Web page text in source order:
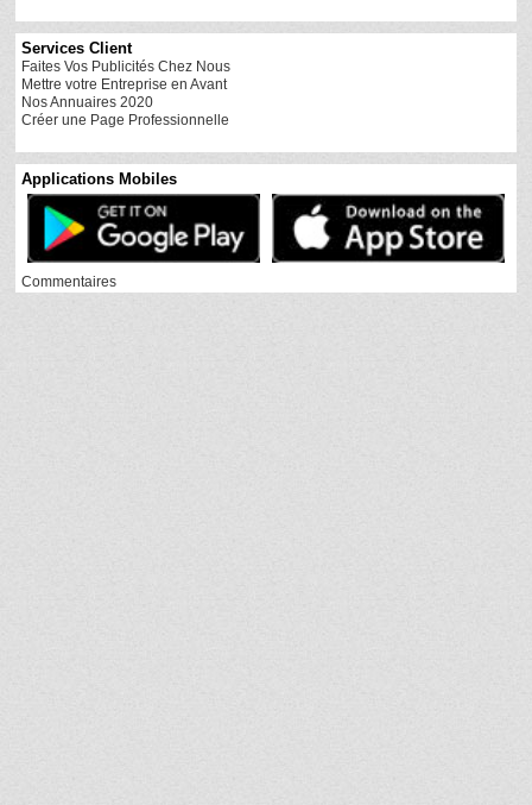
Services Client
Faites Vos Publicités Chez Nous
Mettre votre Entreprise en Avant
Nos Annuaires 2020
Créer une Page Professionnelle
Applications Mobiles
Commentaires